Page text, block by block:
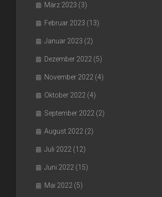
März 2023 (3)
Februar 2023 (13)
Januar 2023 (2)
Dezember 2022 (5)
November 2022 (4)
Oktober 2022 (4)
September 2022 (2)
August 2022 (2)
Juli 2022 (12)
Juni 2022 (15)
Mai 2022 (5)